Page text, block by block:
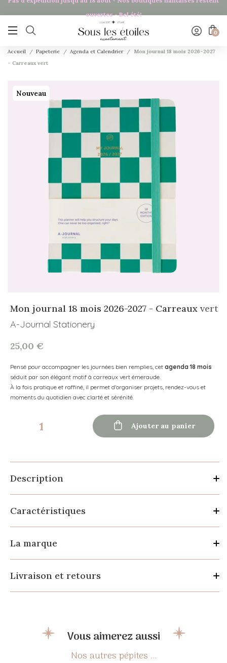
ouvertes - Bel été!
 0
Accueil Papeterie Agenda et Calendrier
Mon journal 18 mois 2026-2027
- Carreaux vert
Nouveau
Mon journal 18 mois 2026-2027 - Carreaux vert
A-Journal Stationery
25,00 €
Pensé pour accompagner les journées bien remplies, cet agenda 18 mois
séduit par son élégant motif à carreaux vert émeraude.
À la fois pratique et raffiné, il permet d'organiser projets, rendez-vous et
moments du quotidien avec clarté et sérénité.
 Ajouter au panier
Description
Caractéristiques
La marque
Livraison et retours
Vous aimerez aussi